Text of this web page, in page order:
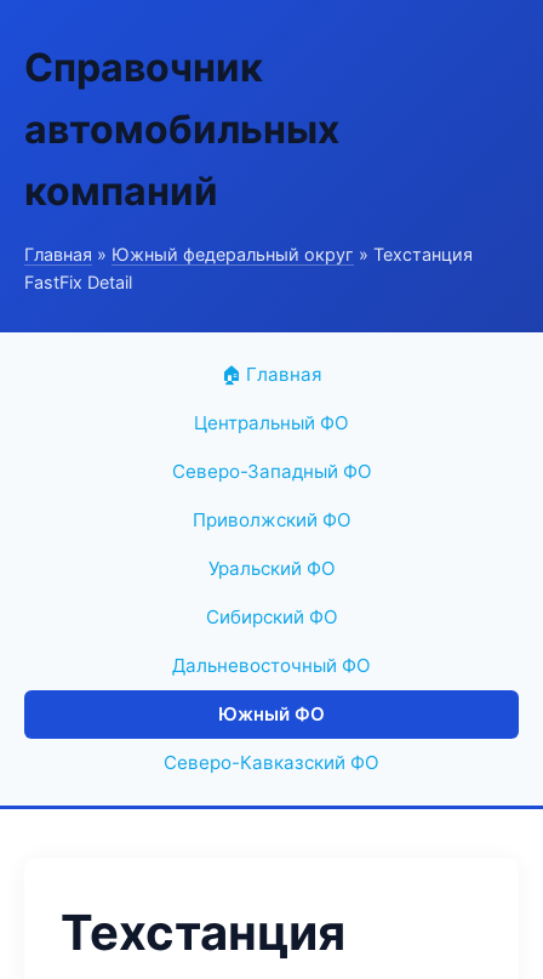
Справочник
автомобильных
компаний
Главная » Южный федеральный округ » Техстанция
FastFix Detail
🏠 Главная
Центральный ФО
Северо-Западный ФО
Приволжский ФО
Уральский ФО
Сибирский ФО
Дальневосточный ФО
Южный ФО
Северо-Кавказский ФО
Техстанция